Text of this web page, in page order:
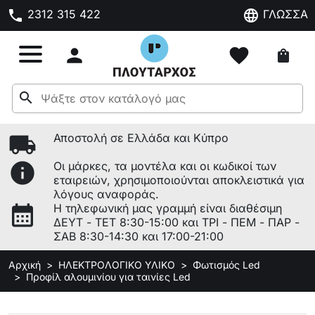
phone 2312 315 422 language ΓΛΩΣΣΑ
 favorite shopping_bag
search
local_shipping Αποστολή σε Ελλάδα και Κύπρο
info
Οι μάρκες, τα μοντέλα και οι κωδικοί των
εταιρειών, χρησιμοποιούνται αποκλειστικά για
λόγους αναφοράς.
calendar_month
Η τηλεφωνική μας γραμμή είναι διαθέσιμη
ΔΕΥΤ - ΤΕΤ 8:30-15:00 και ΤΡΙ - ΠΕΜ - ΠΑΡ -
ΣΑΒ 8:30-14:30 και 17:00-21:00
Αρχική ΗΛΕΚΤΡΟΛΟΓΙΚΟ ΥΛΙΚΟ
Φωτισμός Led
Προφίλ αλουμινίου για ταινίες Led